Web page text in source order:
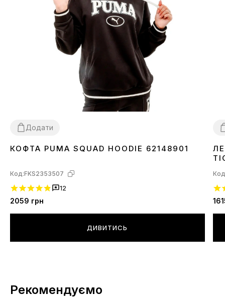
Додати
XSS
КОФТА PUMA SQUAD HOODIE 62148901
Код:FKS2353507
12
2059 грн
ДИВИТИСЬ
Рекомендуємо